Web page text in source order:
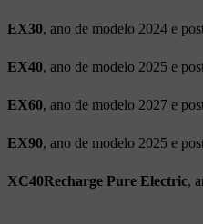
EX30, ano de modelo 2024 e
EX40, ano de modelo 2025 e
EX60, ano de modelo 2027 e
EX90, ano de modelo 2025 e
XC40Recharge Pure Electric,